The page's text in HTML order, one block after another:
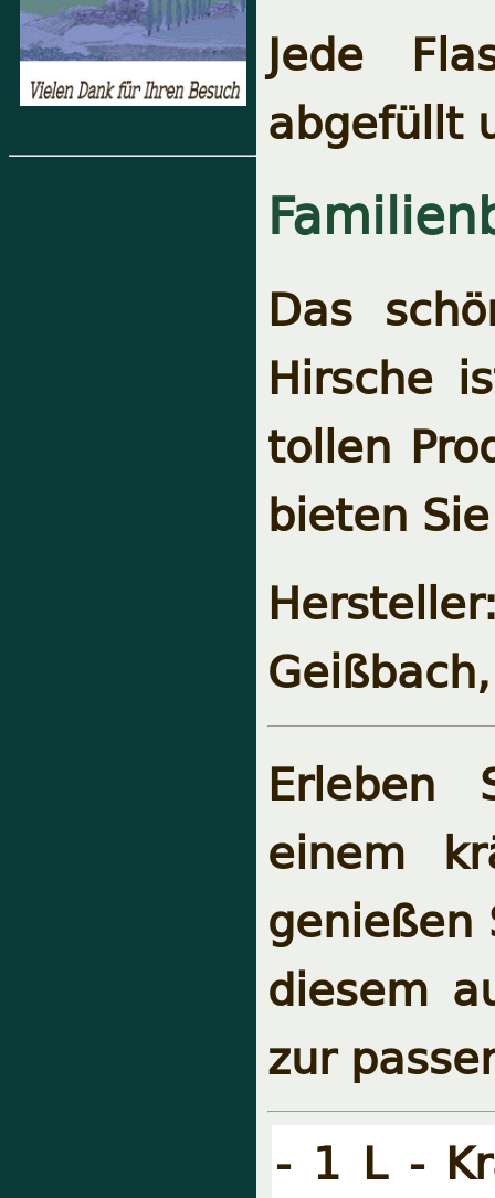
Jede
abgefüllt
Das
Hirsche
tollen
bieten
Erleben
einem
genießen
diesem
zur
- 1 L -